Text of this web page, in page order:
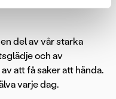
del av vår starka
och av
att få saker att hända.
varje dag.